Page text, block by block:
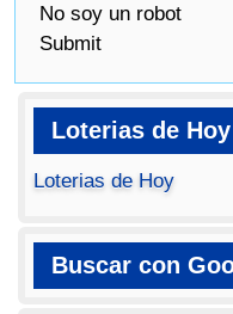
No soy un robot
Submit
Loterias de Hoy
Loterias de Hoy
Buscar con